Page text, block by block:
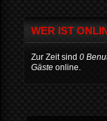
WER IST
Zur Zeit sind 0
Gäste online.